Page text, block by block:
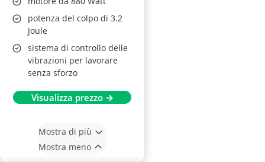
potenza del colpo di 3.2
Joule
sistema di controllo delle
vibrazioni per lavorare
senza sforzo
Visualizza prezzo →
Mostra di più
Mostra meno